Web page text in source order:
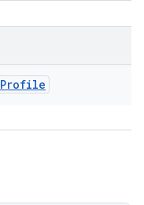
Profile